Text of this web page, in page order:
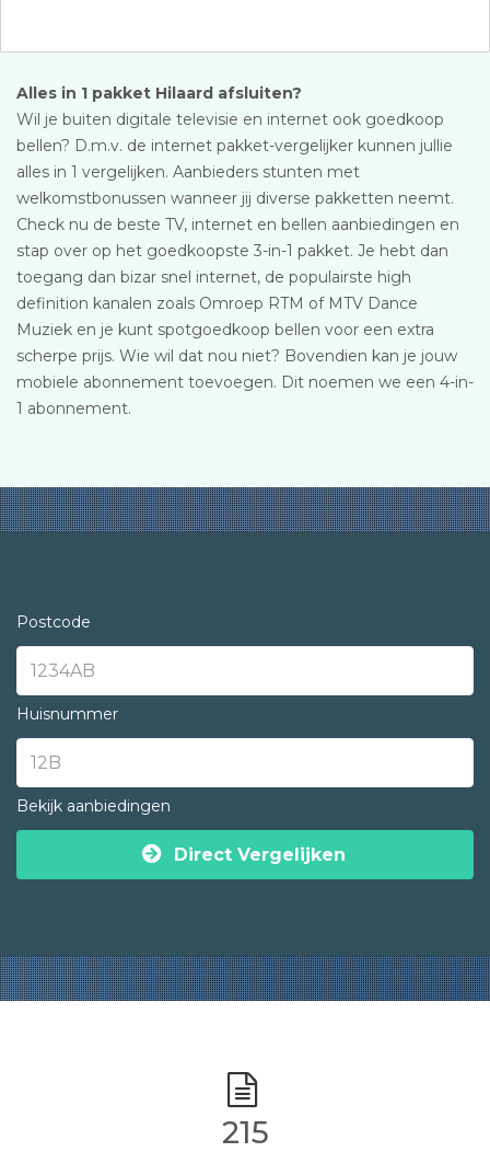
Alles in 1 pakket Hilaard afsluiten?
Wil je buiten digitale televisie en internet ook goedkoop
bellen? D.m.v. de internet pakket-vergelijker kunnen jullie
alles in 1 vergelijken. Aanbieders stunten met
welkomstbonussen wanneer jij diverse pakketten neemt.
Check nu de beste TV, internet en bellen aanbiedingen en
stap over op het goedkoopste 3-in-1 pakket. Je hebt dan
toegang dan bizar snel internet, de populairste high
definition kanalen zoals Omroep RTM of MTV Dance
Muziek en je kunt spotgoedkoop bellen voor een extra
scherpe prijs. Wie wil dat nou niet? Bovendien kan je jouw
mobiele abonnement toevoegen. Dit noemen we een 4-in-
1 abonnement.
Postcode
Huisnummer
Bekijk aanbiedingen
Direct Vergelijken
215